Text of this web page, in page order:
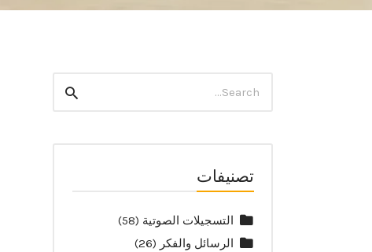
for:
Search
تصنيفات
التسجيلات الصوتية (58)
الرسائل والفكر (26)